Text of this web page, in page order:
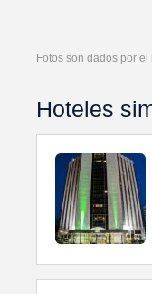
Fotos son dados por el
Hoteles